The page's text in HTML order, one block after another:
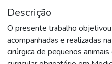
Descrição
O presente trabalho
acompanhadas e realizadas
cirúrgica de pequenos